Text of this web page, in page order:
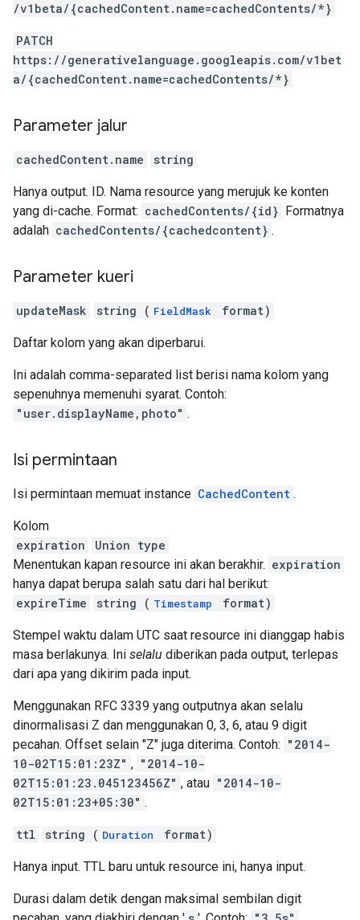
/v1beta/{cachedContent.name=cachedContents/*}
PATCH
https://generativelanguage.googleapis.com/v1bet
a/{cachedContent.name=cachedContents/*}
Parameter jalur
cachedContent.name string
Hanya output. ID. Nama resource yang merujuk ke konten
yang di-cache. Format: cachedContents/{id} Formatnya
adalah cachedContents/{cachedcontent} .
Parameter kueri
updateMask string ( FieldMask format)
Daftar kolom yang akan diperbarui.
Ini adalah comma-separated list berisi nama kolom yang
sepenuhnya memenuhi syarat. Contoh:
"user.displayName,photo" .
Isi permintaan
Isi permintaan memuat instance CachedContent .
Kolom
expiration
Union type
Menentukan kapan resource ini akan berakhir. expiration
hanya dapat berupa salah satu dari hal berikut:
expireTime
string ( Timestamp format)
Stempel waktu dalam UTC saat resource ini dianggap habis
masa berlakunya. Ini selalu diberikan pada output, terlepas
dari apa yang dikirim pada input.
Menggunakan RFC 3339 yang outputnya akan selalu
dinormalisasi Z dan menggunakan 0, 3, 6, atau 9 digit
pecahan. Offset selain "Z" juga diterima. Contoh: "2014-
10-02T15:01:23Z" , "2014-10-
02T15:01:23.045123456Z" , atau "2014-10-
02T15:01:23+05:30" .
ttl string ( Duration format)
Hanya input. TTL baru untuk resource ini, hanya input.
Durasi dalam detik dengan maksimal sembilan digit